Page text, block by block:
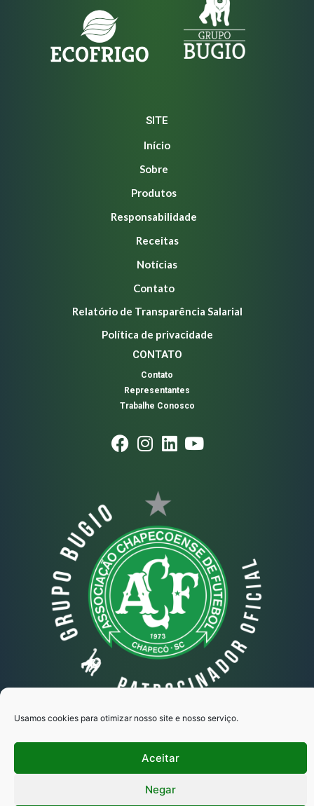
Usamos cookies para otimizar nosso site e nosso serviço.
Aceitar
Negar
SITE
Início
Sobre
Produtos
Responsabilidade
Receitas
Notícias
Contato
Relatório de Transparência Salarial
Política de privacidade
CONTATO
Contato
Representantes
Trabalhe Conosco
Copyright 2025 - Desenvolvido por Ipse